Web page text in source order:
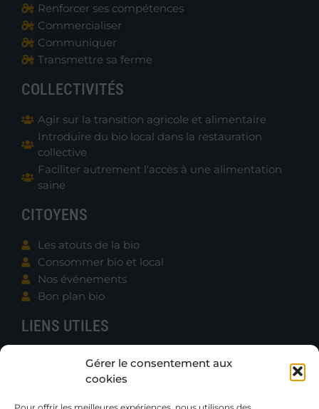
Gérer le consentement aux
cookies
Renforcer ses compétences
Commercialiser
Communiquer
Transmettre sa ferme
COLLECTIVITÉS
Agir sur la transition agricole et alimentaire
Introduire du bio local dans la restauration
collective
Faciliter autrement l'accès à une alimentation
saine
CITOYENS
Les atouts de la bio
Consommer bio et local
Nos événements
Bon plan bio
LIENS UTILES
Contacter B.e.N.